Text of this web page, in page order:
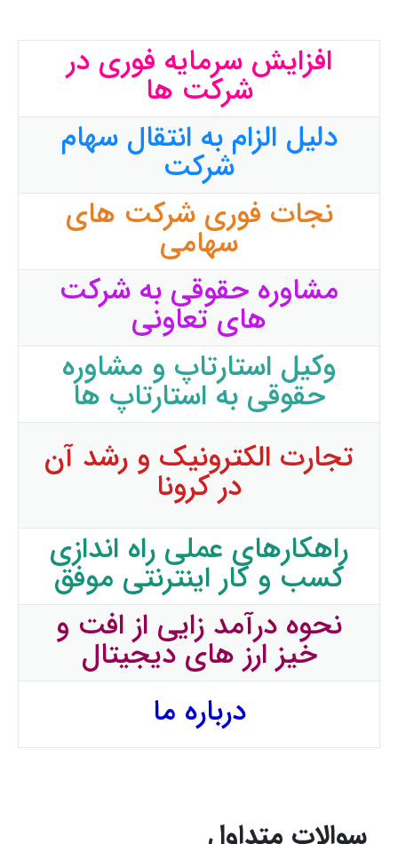
افزایش سرمایه فوری در
شرکت ها
دلیل الزام به انتقال سهام
شرکت
نجات فوری شرکت های
سهامی
مشاوره حقوقی به شرکت
های تعاونی
وکیل استارتاپ و مشاوره
حقوقی به استارتاپ ها
تجارت الکترونیک و رشد آن
در کرونا
راهکارهای عملی راه اندازی
کسب و کار اینترنتی موفق
نحوه درآمد زایی از افت و
خیز ارز های دیجیتال
درباره ما